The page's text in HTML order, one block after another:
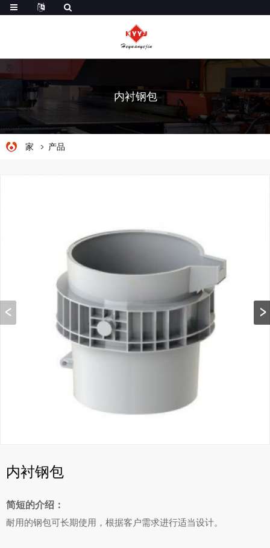
内衬钢包
家 产品
内衬钢包
简短的介绍：
耐用的钢包可长期使用，根据客户需求进行适当设计。